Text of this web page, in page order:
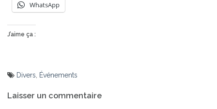
WhatsApp
J’aime ça :
Divers, Événements
de
Laisser un commentaire